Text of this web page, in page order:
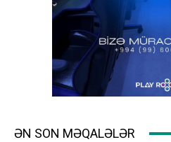
ƏN SON MƏQALƏLƏR